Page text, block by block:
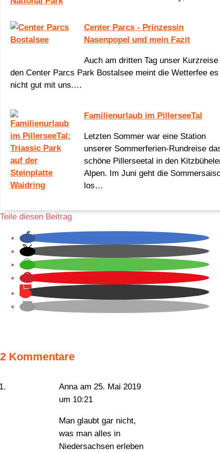
Center Parcs - Prinzessin
Nasenpopel und mein Fazit
Auch am dritten Tag unser Kurzreise
den Center Parcs Park Bostalsee meint die Wetterfee es
nicht gut mit uns.…
Familienurlaub im PillerseeTal
Letzten Sommer war eine Station
unserer Sommerferien-Rundreise
schöne Pillerseetal in den
Alpen. Im Juni geht die
los…
Teile diesen Beitrag
2 Kommentare
Anna am 25. Mai 2019
um 10:21
Man glaubt gar nicht,
was man alles in
Niedersachsen erleben